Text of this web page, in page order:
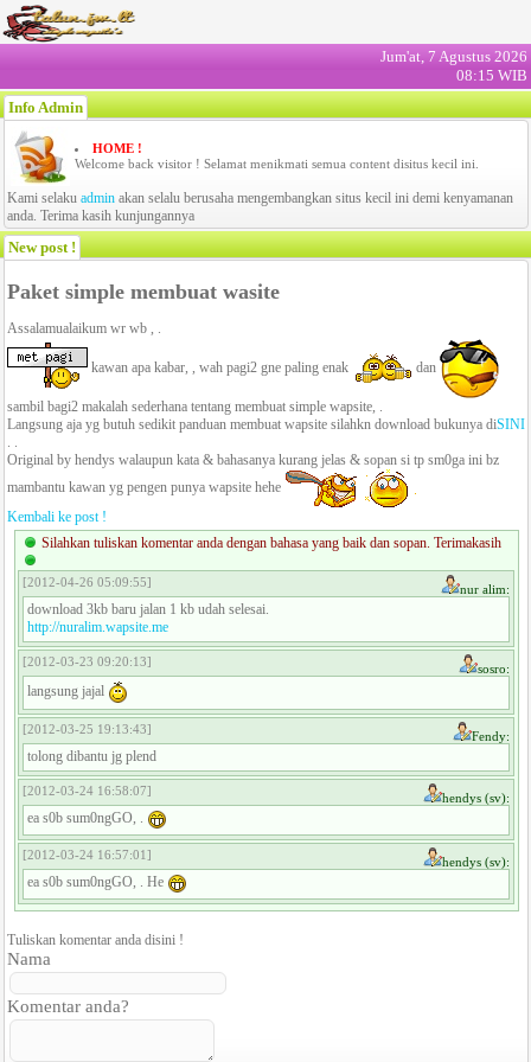
Jum'at, 7 Agustus 2026
08:15 WIB
Info Admin
HOME !
Welcome back visitor ! Selamat menikmati semua content disitus kecil ini.
Kami selaku admin akan selalu berusaha mengembangkan situs kecil ini demi kenyamanan
anda. Terima kasih kunjungannya
New post !
Paket simple membuat wasite
Assalamualaikum wr wb , .
kawan apa kabar, , wah pagi2 gne paling enak dan
sambil bagi2 makalah sederhana tentang membuat simple wapsite, .
Langsung aja yg butuh sedikit panduan membuat wapsite silahkn download bukunya diSINI
. .
Original by hendys walaupun kata & bahasanya kurang jelas & sopan si tp sm0ga ini bz
mambantu kawan yg pengen punya wapsite hehe
Kembali ke post !
Silahkan tuliskan komentar anda dengan bahasa yang baik dan sopan. Terimakasih
[2012-04-26 05:09:55] nur alim:
download 3kb baru jalan 1 kb udah selesai.
http://nuralim.wapsite.me
[2012-03-23 09:20:13] sosro:
langsung jajal
[2012-03-25 19:13:43] Fendy:
tolong dibantu jg plend
[2012-03-24 16:58:07] hendys (sv):
ea s0b sum0ngGO, .
[2012-03-24 16:57:01] hendys (sv):
ea s0b sum0ngGO, . He
Tuliskan komentar anda disini !
Nama
Komentar anda?